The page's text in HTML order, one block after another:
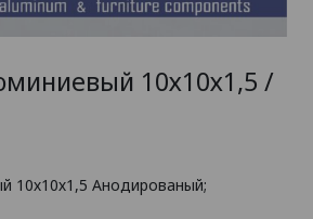
10х10х1,5 /
10х10х1,5 Анодированый;